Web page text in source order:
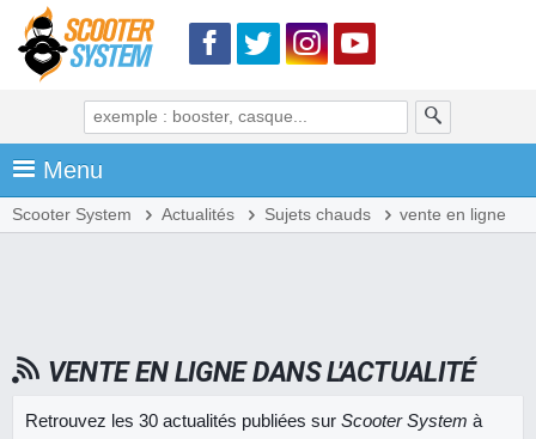
Menu
Scooter System Actualités Sujets chauds vente en ligne
VENTE EN LIGNE DANS L'ACTUALITÉ
Retrouvez les 30 actualités publiées sur Scooter System à